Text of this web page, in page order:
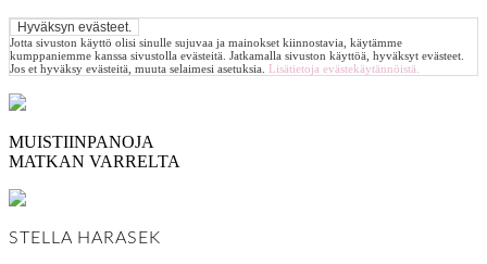
Jotta sivuston käyttö olisi sinulle sujuvaa ja mainokset kiinnostavia, käytämme
kumppaniemme kanssa sivustolla evästeitä. Jatkamalla sivuston käyttöä, hyväksyt evästeet.
Jos et hyväksy evästeitä, muuta selaimesi asetuksia. Lisätietoja evästekäytännöistä.
MUISTIINPANOJA
MATKAN VARRELTA
STELLA HARASEK